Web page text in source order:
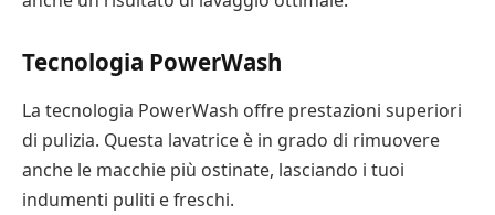
Tecnologia PowerWash
La tecnologia PowerWash offre prestazioni superiori
di pulizia. Questa lavatrice è in grado di rimuovere
anche le macchie più ostinate, lasciando i tuoi
indumenti puliti e freschi.